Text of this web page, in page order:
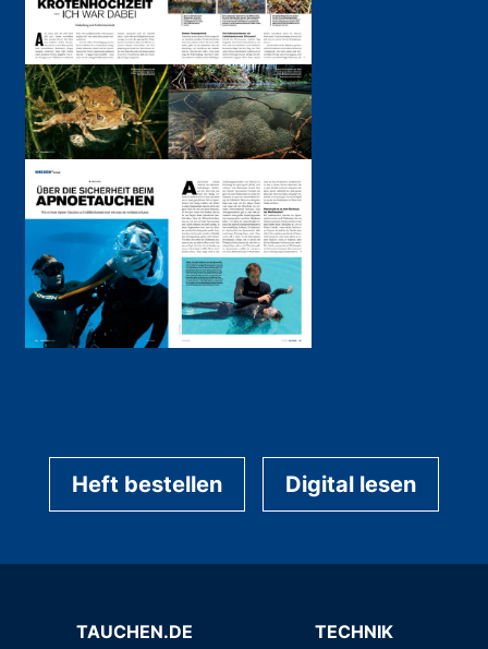
Heft bestellen Digital lesen
TAUCHEN.DE TECHNIK